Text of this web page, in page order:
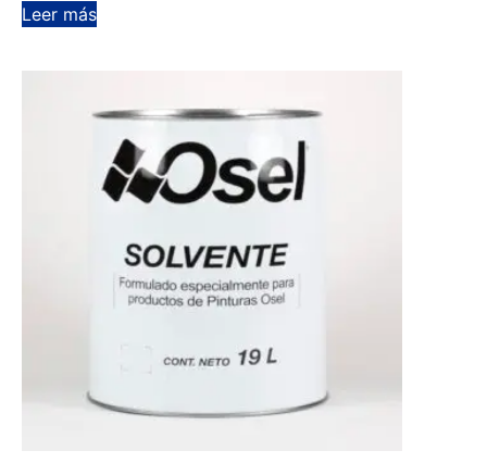
Leer más